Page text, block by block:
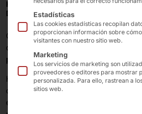
HESBURGER CONFÍA EN UNA
DE AUTOSERVICIO DE PYRAMID
Con más de500 restaurantes,
de comida rápida más importante de
países bálticos.
Hesburger se centra en ofrecer un
cliente. Para garantizar a los clientes
experiencia de autoservicio digital,
Estadísticas
Las cookies estadísticas recopilan
proporcionan información sobre
visitantes con nuestro sitio web.
Marketing
Los servicios de marketing son
proveedores o editores para mostrar
personalizada. Para ello, rastrean a
sitios web.